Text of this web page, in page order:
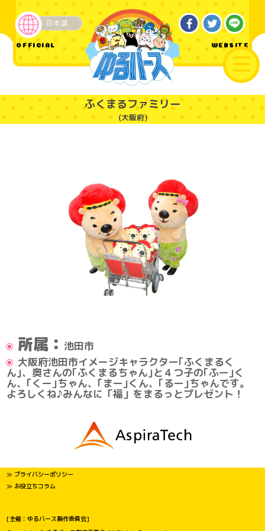
OFFICIAL WEBSITE
日本語
ご当地
ふくまるファミリー
(大阪府)
所属： 池田市
大阪府池田市イメージキャラクター｢ふくまるく
ん｣、奥さんの｢ふくまるちゃん｣と４つ子の｢ふー｣く
ん、｢くー｣ちゃん、｢まー｣くん、｢るー｣ちゃんです。
よろしくね♪みんなに「福」をまるっとプレゼント！
≫ プライバシーポリシー
≫ お役立ちコラム
[主催：ゆるバース製作委員会]